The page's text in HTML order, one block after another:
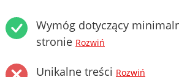
Wymóg dotyczący
stronie Rozwiń
Unikalne treści Rozwiń